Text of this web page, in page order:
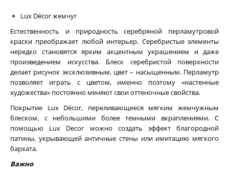
Lux Décor жемчуг
Естественность и природность серебряной перламутровой
краски преображает любой интерьер. Серебристые элементы
нередко становятся ярким акцентным украшением и даже
произведением искусства. Блеск серебристой поверхности
делает рисунок эксклюзивным, цвет – насыщенным. Перламутр
позволяет играть с цветом, именно поэтому «настенные
художества» постоянно меняют свои оттеночные свойства.
Покрытие Lux Décor, переливающееся мягким жемчужным
блеском, с небольшими более темными вкраплениями. С
помощью Lux Decor можно создать эффект благородной
патины, укрывающей античные стены или имитацию мягкого
бархата.
Важно